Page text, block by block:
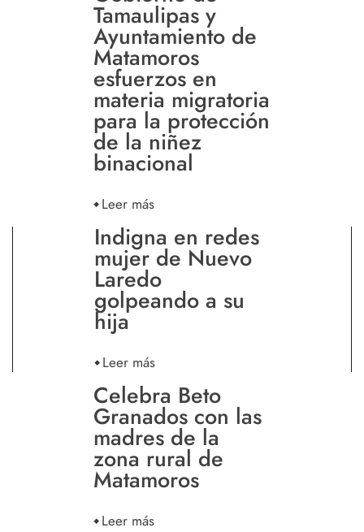
Tamaulipas y
Ayuntamiento de
Matamoros
esfuerzos en
materia migratoria
para la protección
de la niñez
binacional
Leer más
Indigna en redes
mujer de Nuevo
Laredo
golpeando a su
hija
Leer más
Celebra Beto
Granados con las
madres de la
zona rural de
Matamoros
Leer más